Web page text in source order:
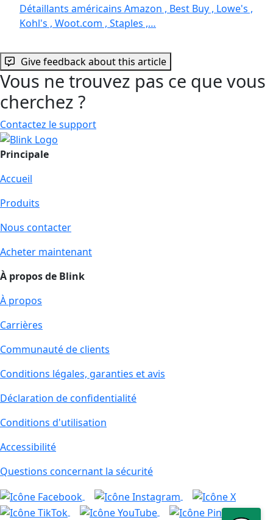
Détaillants américains Amazon , Best Buy , Lowe's ,
Kohl's , Woot.com , Staples ,…
Give feedback about this article
Vous ne trouvez pas ce que vous
cherchez ?
Contactez le support
Principale
Accueil
Produits
Nous contacter
Acheter maintenant
À propos de Blink
À propos
Carrières
Communauté de clients
Conditions légales, garanties et avis
Déclaration de confidentialité
Conditions d'utilisation
Accessibilité
Questions concernant la sécurité